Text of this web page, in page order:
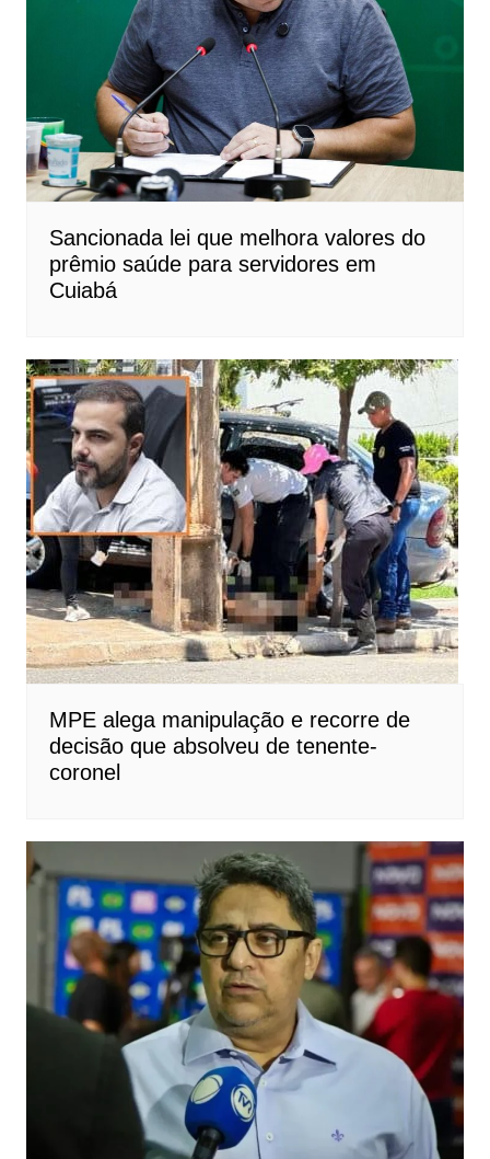
Sancionada lei que melhora valores do
prêmio saúde para servidores em
Cuiabá
MPE alega manipulação e recorre de
decisão que absolveu de tenente-
coronel